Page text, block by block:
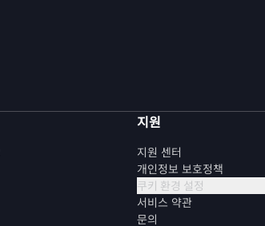
지원
지원 센터
개인정보 보호정책
쿠키 환경 설정
서비스 약관
문의